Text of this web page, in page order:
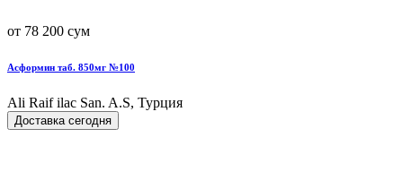
от 78 200 сум
Асформин таб. 850мг №100
Ali Raif ilac San. A.S, Турция
Доставка сегодня